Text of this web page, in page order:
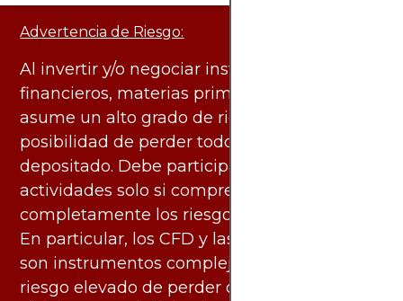
Advertencia de Riesgo:
Al invertir y/o negociar instrumentos
financieros, materias primas y otros activos,
asume un alto grado de riesgo. Existe la
posibilidad de perder todo el capital
depositado. Debe participar en estas
actividades solo si comprende
completamente los riesgos asociados.
En particular, los CFD y las criptomonedas
son instrumentos complejos y conllevan un
riesgo elevado de perder dinero